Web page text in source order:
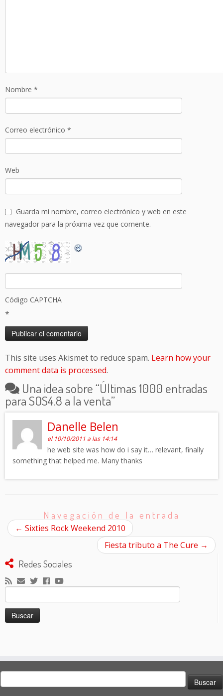
Nombre *
Correo electrónico *
Web
Guarda mi nombre, correo electrónico y web en este
navegador para la próxima vez que comente.
Código CAPTCHA
*
This site uses Akismet to reduce spam. Learn how your
comment data is processed.
Una idea sobre “Últimas 1000 entradas
para SOS4.8 a la venta”
Danelle Belen
el 10/10/2011 a las 14:14
he web site was how do i say it… relevant, finally
something that helped me. Many thanks
Navegación de la entrada
← Sixties Rock Weekend 2010
Fiesta tributo a The Cure →
Redes Sociales
Buscar:
Buscar: